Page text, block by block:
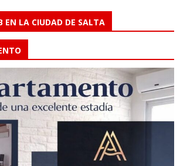
EN LA CIUDAD DE SALTA